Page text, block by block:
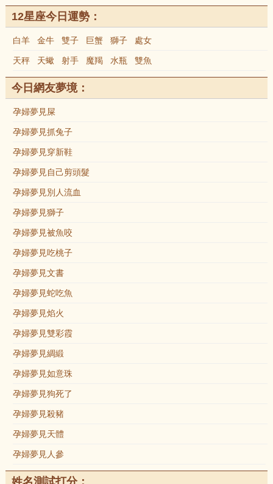
12星座今日運勢：
白羊 金牛 雙子 巨蟹 獅子 處女
天秤 天蠍 射手 魔羯 水瓶 雙魚
今日網友夢境：
孕婦夢見屎
孕婦夢見抓兔子
孕婦夢見穿新鞋
孕婦夢見自己剪頭髮
孕婦夢見別人流血
孕婦夢見獅子
孕婦夢見被魚咬
孕婦夢見吃桃子
孕婦夢見文書
孕婦夢見蛇吃魚
孕婦夢見焰火
孕婦夢見雙彩霞
孕婦夢見綢緞
孕婦夢見如意珠
孕婦夢見狗死了
孕婦夢見殺豬
孕婦夢見天體
孕婦夢見人參
姓名測試打分：